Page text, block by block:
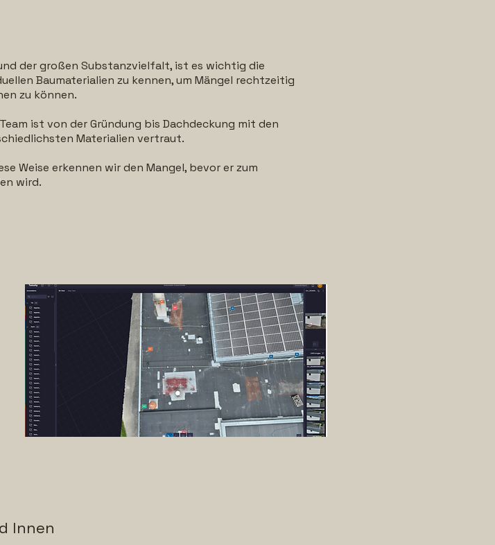
der großen Substanzvielfalt, ist es wichtig die
Baumaterialien zu kennen, um Mängel rechtzeitig
zu können.
ist von der Gründung bis Dachdeckung mit den
Materialien vertraut.
Weise erkennen wir den Mangel, bevor er zum
wird.
Innen